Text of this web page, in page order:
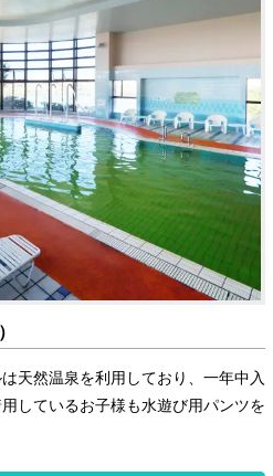
天然温泉を利用しており、一年中入
しているお子様も水遊び用パンツを